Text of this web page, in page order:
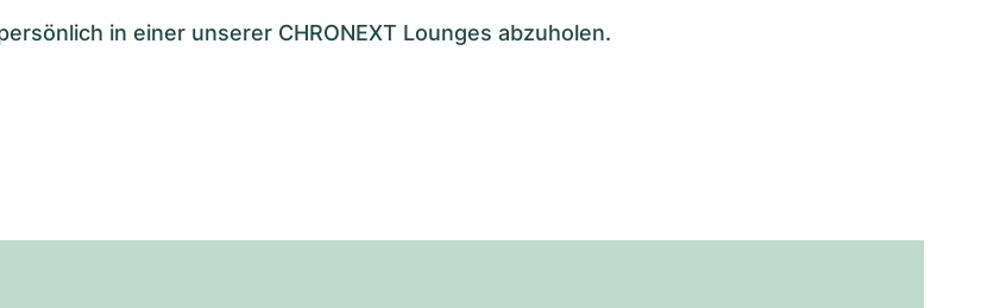
in einer unserer CHRONEXT Lounges abzuholen.